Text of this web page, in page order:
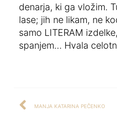
denarja, ki ga vložim.
lase; jih ne likam, ne
samo LITERAM
spanjem… Hvala
MANJA KATARINA PEČENKO